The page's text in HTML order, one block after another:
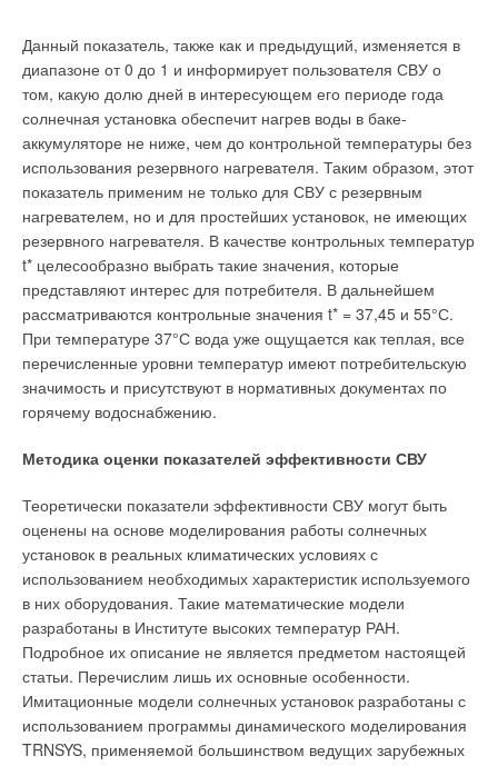
Данный показатель, также как и предыдущий, изменяется в
диапазоне от 0 до 1 и информирует пользователя СВУ о
том, какую долю дней в интересующем его периоде года
солнечная установка обеспечит нагрев воды в баке-
аккумуляторе не ниже, чем до контрольной температуры без
использования резервного нагревателя. Таким образом, этот
показатель применим не только для СВУ с резервным
нагревателем, но и для простейших установок, не имеющих
резервного нагревателя. В качестве контрольных температур
t* целесообразно выбрать такие значения, которые
представляют интерес для потребителя. В дальнейшем
рассматриваются контрольные значения t* = 37,45 и 55°С.
При температуре 37°С вода уже ощущается как теплая, все
перечисленные уровни температур имеют потребительскую
значимость и присутствуют в нормативных документах по
горячему водоснабжению.
Методика оценки показателей эффективности СВУ
Теоретически показатели эффективности СВУ могут быть
оценены на основе моделирования работы солнечных
установок в реальных климатических условиях с
использованием необходимых характеристик используемого
в них оборудования. Такие математические модели
разработаны в Институте высоких температур РАН.
Подробное их описание не является предметом настоящей
статьи. Перечислим лишь их основные особенности.
Имитационные модели солнечных установок разработаны с
использованием программы динамического моделирования
TRNSYS, применяемой большинством ведущих зарубежных
приемов (коагуляция, фильтрация и др.) с целью улучшения
ее органолептических и физико-химических свойств в
соответствии с требованиями ГОСТ — см. «вода».
Сельскохозяйственный словарь: «Очистка воды —
приведение качества исходной воды в соответствие с
требованиями потребителя. Способы очистки воды:
осветление (устранение мутности), обесцвечивание
(устранение органических веществ), обеззараживание,
дезодорация, опреснение, умягчение». Энциклопедия
«Москва»: «Очистка сточных вод проводится в Москве для
поддержания необходимого уровня благоустройства города
и состояния воды в Москве-реке. Очистка сточных вод
затруднена в Москве относительно малым дебитом
приемника сточных вод — Москвы-реки». Российский
энциклопедический словарь: «Водоподготовка — приведение
качества воды, используемой в технологических целях на
различных промышленных предприятиях, а также в системах
водои теплоснабжения и др., в соответствие с требованиями
«Водоподготовка — обработка воды, поступающей из
природного водоисточника на питание паровых и
водогрейных котлов или для различных технологических
целей. Водоподготовка производится на ТЭС, транспорте, в
коммунальном хозяйстве, на промышленных предприятиях».
Подведем итог.
Водоподготовкой условились называть приведение качества
воды в соответствие с требованиями промышленных
предприятий. Очисткой воды, используемой для нужд